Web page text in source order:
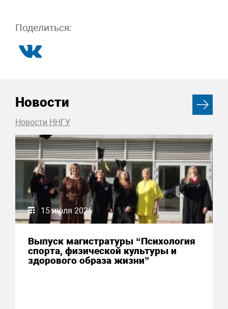
Поделиться:
Новости
Новости ННГУ
15 июля 2026
Выпуск магистратуры “Психология
спорта, физической культуры и
здорового образа жизни”